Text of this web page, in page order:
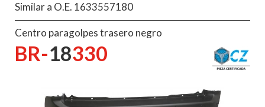
Similar a O.E. 1633557180
Centro paragolpes trasero negro
BR-18330